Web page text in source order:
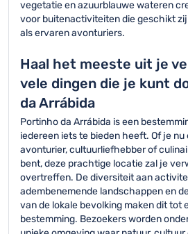
vegetatie en azuurblauwe wateren
voor buitenactiviteiten die geschikt
als ervaren avonturiers.
Haal het meeste uit je
vele dingen die je kunt
da Arrábida
Portinho da Arrábida is een
iedereen iets te bieden heeft. Of je
avonturier, cultuurliefhebber of
bent, deze prachtige locatie zal je
overtreffen. De diversiteit aan
adembenemende landschappen en
van de lokale bevolking maken dit tot
bestemming. Bezoekers worden